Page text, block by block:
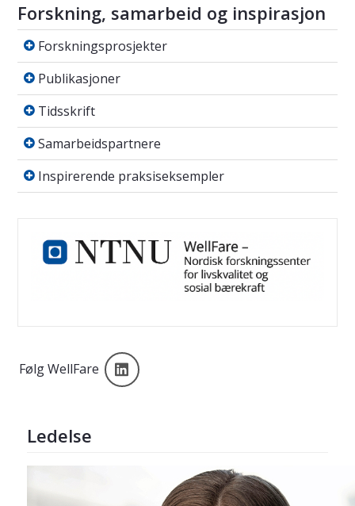
Forskning, samarbeid og inspirasjon
Forskningsprosjekter
Forskningsprosjekter
Publikasjoner
Publikasjoner
Tidsskrift
Tidsskrift
Samarbeidspartnere
Samarbeidspartnere
Inspirerende praksiseksempler
Inspirerende praksiseksempler
Følg WellFare Linkedin
Ledelse